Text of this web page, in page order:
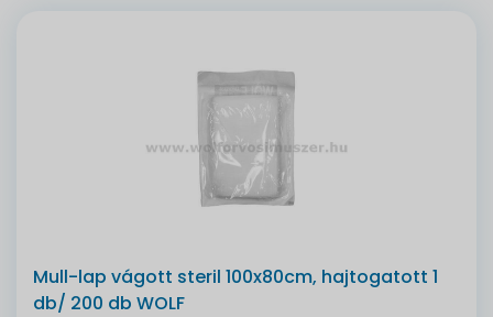
Mull-lap vágott steril 100x80cm, hajtogatott 1
db/ 200 db WOLF